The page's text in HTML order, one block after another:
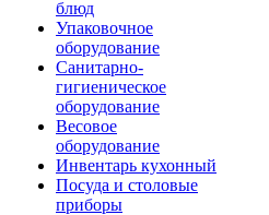
блюд
Упаковочное
оборудование
Санитарно-
гигиеническое
оборудование
Весовое
оборудование
Инвентарь кухонный
Посуда и столовые
приборы